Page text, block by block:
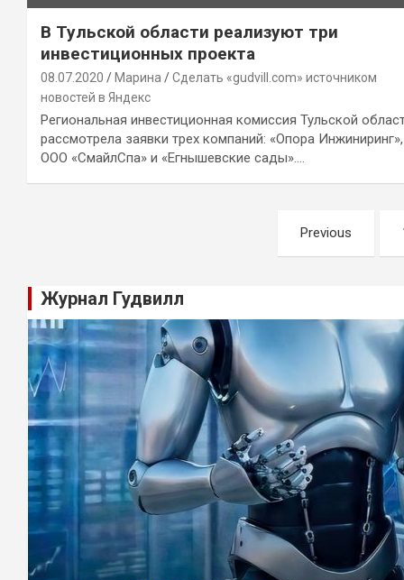
В Тульской области реализуют три
инвестиционных проекта
08.07.2020 Марина
Сделать «gudvill.com» источником
новостей в Яндекс
Региональная инвестиционная комиссия Тульской
рассмотрела заявки трех компаний: «Опора Инжиниринг»,
ООО «СмайлСпа» и «Егнышевские сады».…
записям
Previous
Журнал Гудвилл